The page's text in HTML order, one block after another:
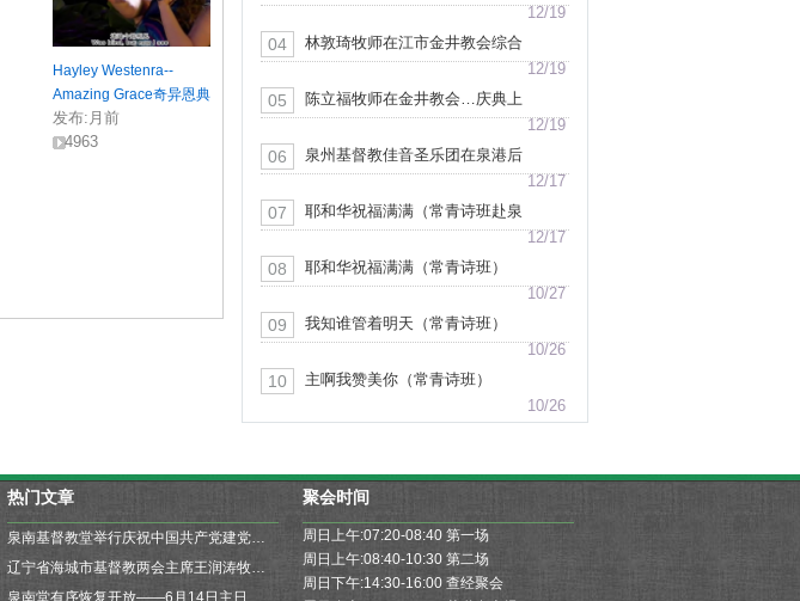
Hayley Westenra--
Amazing Grace奇异恩典
发布: 月前
4963
楼封顶感恩庆典上致词
12/19
04
林敦琦牧师在江市金井教会综合
楼封顶感恩庆典上致词
12/19
05
陈立福牧师在金井教会…庆典上
信息分享（视频片段）
12/19
06
泉州基督教佳音圣乐团在泉港后
郑堂演出
12/17
07
耶和华祝福满满（常青诗班赴泉
港山腰教会献堂献唱）
12/17
08
耶和华祝福满满（常青诗班）
10/27
09
我知谁管着明天（常青诗班）
10/26
10
主啊我赞美你（常青诗班）
10/26
热门文章
泉南基督教堂举行庆祝中国共产党建党99周年升国旗仪式暨为祖国祝福、为疫情防控祷告会
辽宁省海城市基督教两会主席王润涛牧师一行来我堂参观访问
聚会时间
周日上午:07:20-08:40 第一场
周日上午:08:40-10:30 第二场
周日下午:14:30-16:00 查经聚会